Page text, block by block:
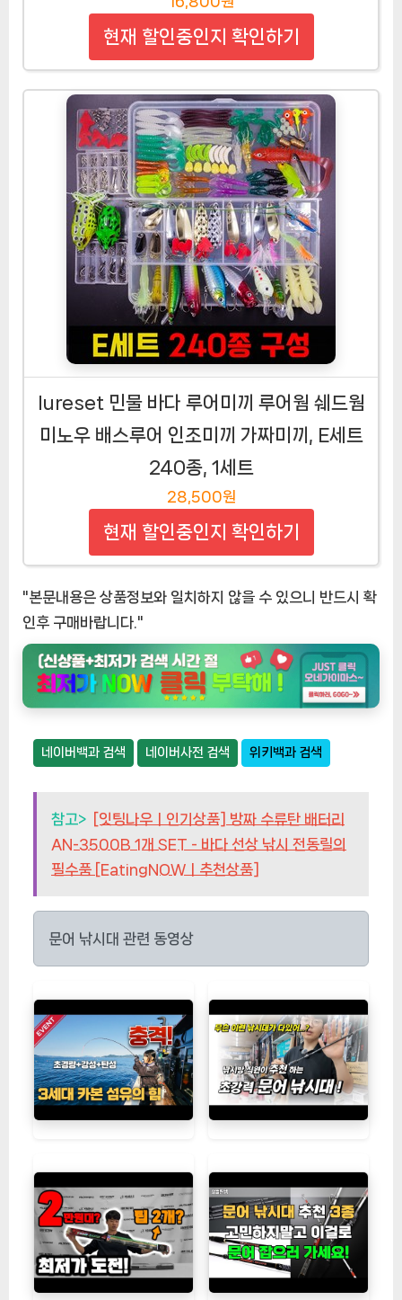
현재 할인중인지 확인하기
lureset 민물 바다 루어미끼 루어웜 쉐드웜
미노우 배스루어 인조미끼 가짜미끼, E세트
240종, 1세트
28,500원
현재 할인중인지 확인하기
"본문내용은 상품정보와 일치하지 않을 수 있으니 반드시 확
인후 구매바랍니다."
네이버백과 검색 네이버사전 검색 위키백과 검색
참고> [잇팅나우ㅣ인기상품] 방짜 수류탄 배터리
AN-3500B 1개 SET - 바다 선상 낚시 전동릴의
필수품 [EatingNOWㅣ추천상품]
문어 낚시대 관련 동영상